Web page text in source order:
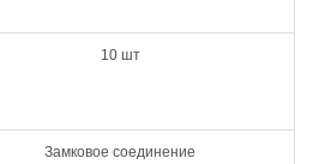
10 шт
Замковое соединение